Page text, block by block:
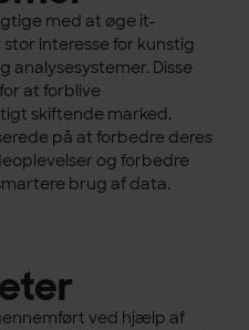
med at øge it-
interesse for kunstig
analysesystemer. Disse
at forblive
skiftende marked.
på at forbedre deres
og forbedre
brug af data.
ved hjælp af